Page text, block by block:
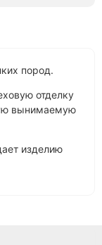
пород.
отделку
вынимаемую
изделию